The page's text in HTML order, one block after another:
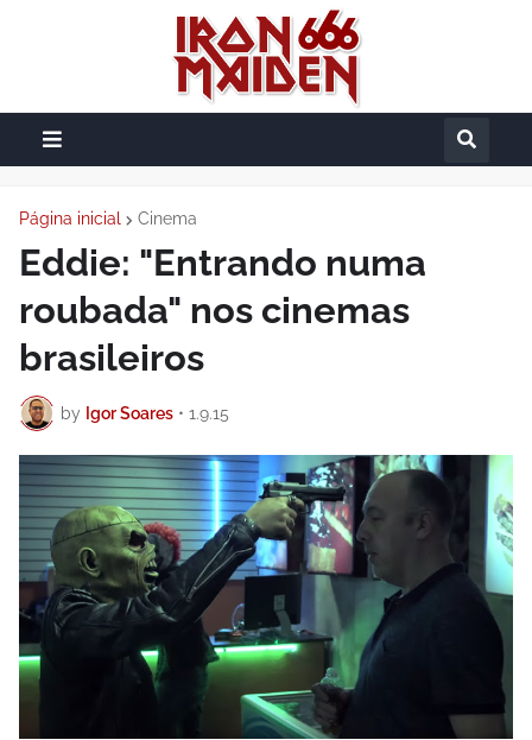
Página inicial Cinema
Eddie: "Entrando numa
roubada" nos cinemas
brasileiros
by Igor Soares • 1.9.15